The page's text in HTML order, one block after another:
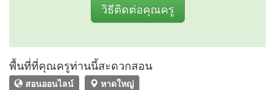
วิธีติดต่อคุณครู
พื้นที่ที่คุณครูท่านนี้สะดวกสอน
สอนออนไลน์ หาดใหญ่